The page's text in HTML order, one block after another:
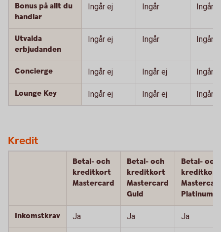
Bonus på allt du
handlar
Ingår ej Ingår Ingår
Utvalda
erbjudanden
Ingår ej Ingår Ingår
Concierge Ingår ej Ingår ej Ingår
Lounge Key Ingår ej Ingår ej Ingår
Kredit
Betal- och
kreditkort
Mastercard
Betal- och
kreditkort
Mastercard
Guld
Betal- och
kreditkort
Platinum
Inkomstkrav Ja Ja Ja